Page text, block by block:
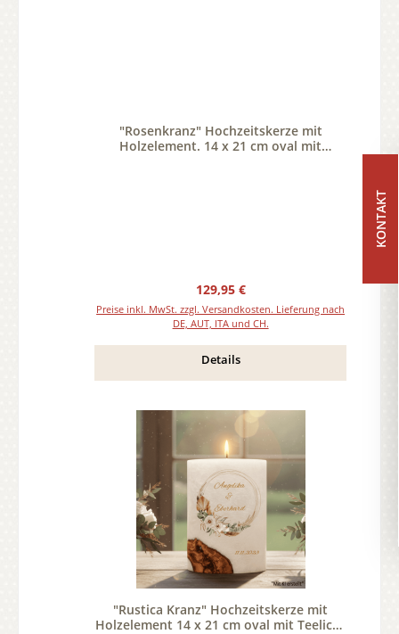
"Rosenkranz" Hochzeitskerze mit
Holzelement. 14 x 21 cm oval mit
Regulärer Preis:
129,95 €
Preise inkl. MwSt. zzgl. Versandkosten. Lieferung nach
DE, AUT, ITA und CH.
Details
"Rustica Kranz" Hochzeitskerze mit
Holzelement 14 x 21 cm oval mit Teelicht
KONTAKT